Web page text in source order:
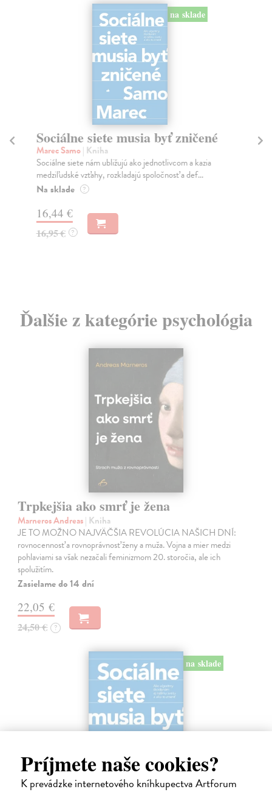
Príjmete naše cookies?
K prevádzke internetového kníhkupectva Artforum
na sklade
Sociálne siete musia byť zničené
Marec Samo| Kniha
Sociálne siete nám ubližujú ako jednotlivcom a kazia
medziľudské vzťahy, rozkladajú spoločnosť a def...
Na sklade ?
16,44 €
16,95 € ?
Ďalšie z kategórie psychológia
Trpkejšia ako smrť je žena
Marneros Andreas| Kniha
JE TO MOŽNO NAJVÄČŠIA REVOLÚCIA NAŠICH DNÍ:
rovnocennosť a rovnoprávnosť ženy a muža. Vojna a mier medzi
pohlaviami sa však nezačali feminizmom 20. storočia, ale ich
spolužitím.
Zasielame do 14 dní
22,05 €
24,50 € ?
na sklade